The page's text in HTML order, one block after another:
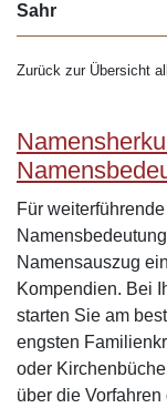
Sahr
Zurück zur Übersicht
Für
Namensbedeutung
Namensauszug
Kompendien. Bei
starten Sie am
engsten
oder
über die